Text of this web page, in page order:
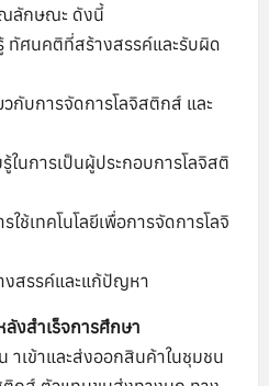
ณลักษณะ ดังนี้
ทัศนคติที่สร้างสรรค์และรับผิด
วกับการจัดการโลจิสติกส์ และ
ในการเป็นผู้ประกอบการโลจิสติ
ช้เทคโนโลยีเพื่อการจัดการโลจิ
งสรรค์และแก้ปัญหา
งสำเร็จการศึกษา
าเข้าและส่งออกสินค้าในชุมชน